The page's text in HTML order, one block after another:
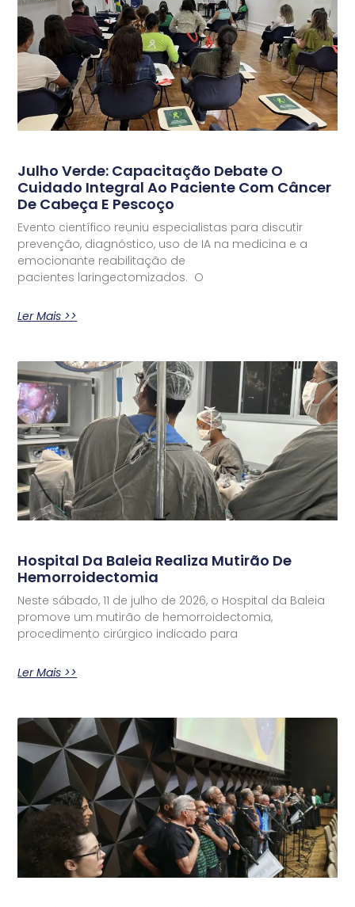
Julho Verde: Capacitação Debate O
Cuidado Integral Ao Paciente Com Câncer
De Cabeça E Pescoço
Evento científico reuniu especialistas para discutir
prevenção, diagnóstico, uso de IA na medicina e a
emocionante reabilitação de
pacientes laringectomizados. O
Ler Mais >>
Hospital Da Baleia Realiza Mutirão De
Hemorroidectomia
Neste sábado, 11 de julho de 2026, o Hospital da Baleia
promove um mutirão de hemorroidectomia,
procedimento cirúrgico indicado para
Ler Mais >>